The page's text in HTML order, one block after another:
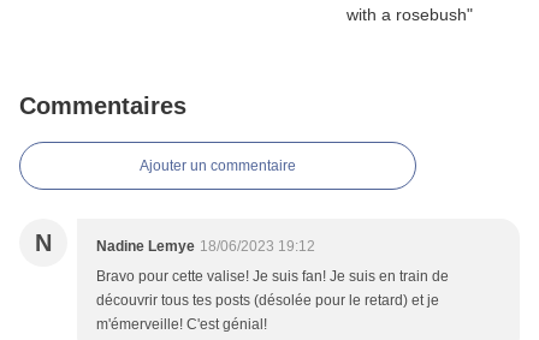
Commentaires
Ajouter un commentaire
N Nadine Lemye 18/06/2023 19:12
Bravo pour cette valise! Je suis fan! Je suis en train de
découvrir tous tes posts (désolée pour le retard) et je
m'émerveille! C'est génial!